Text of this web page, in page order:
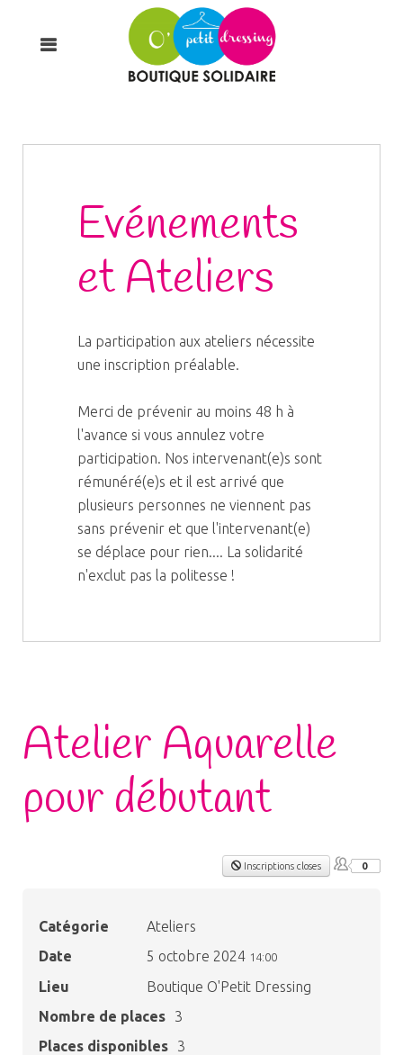
Evénements
et Ateliers
La participation aux ateliers nécessite
une inscription préalable.
Merci de prévenir au moins 48 h à
l'avance si vous annulez votre
participation. Nos intervenant(e)s sont
rémunéré(e)s et il est arrivé que
plusieurs personnes ne viennent pas
sans prévenir et que l'intervenant(e)
se déplace pour rien.... La solidarité
n'exclut pas la politesse !
Atelier Aquarelle
pour débutant
Inscriptions closes 0
Catégorie
Ateliers
Date
5 octobre 2024 14:00
Lieu
Boutique O'Petit Dressing
Nombre de places
3
Places disponibles
3